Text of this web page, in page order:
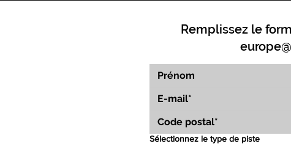
Remplissez le
Sélectionnez le type de piste